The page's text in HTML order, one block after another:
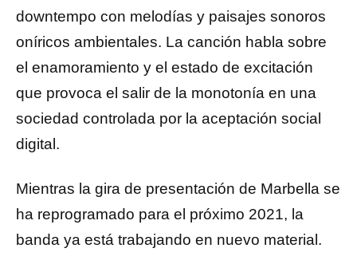
downtempo con melodías y paisajes sonoros
oníricos ambientales. La canción habla sobre
el enamoramiento y el estado de excitación
que provoca el salir de la monotonía en una
sociedad controlada por la aceptación social
digital.
Mientras la gira de presentación de Marbella se
ha reprogramado para el próximo 2021, la
banda ya está trabajando en nuevo material.